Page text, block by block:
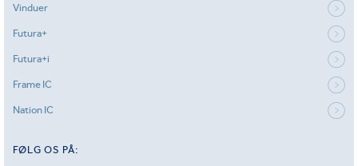
Vinduer
Futura+
Futura+i
Frame IC
Nation IC
FØLG OS PÅ: